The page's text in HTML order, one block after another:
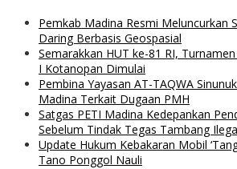
Pemkab Madina Resmi Meluncurkan
Daring Berbasis Geospasial
Semarakkan HUT ke-81 RI,
I Kotanopan Dimulai
Pembina Yayasan AT-TAQWA
Madina Terkait Dugaan PMH
Satgas PETI Madina Kedepankan
Sebelum Tindak Tegas Tambang
Update Hukum Kebakaran Mobil
Tano Ponggol Nauli